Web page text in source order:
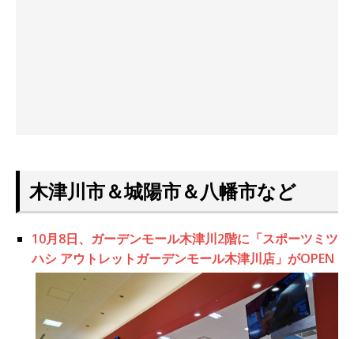
木津川市＆城陽市＆八幡市など
10月8日、ガーデンモール木津川2階に「スポーツミツ
ハシ アウトレットガーデンモール木津川店」がOPEN